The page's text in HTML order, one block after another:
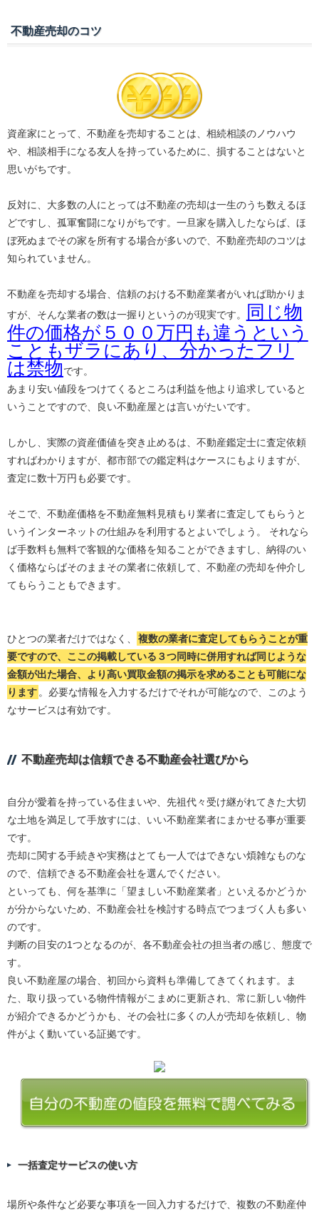
不動産売却のコツ
資産家にとって、不動産を売却することは、相続相談のノウハウ
や、相談相手になる友人を持っているために、損することはないと
思いがちです。
反対に、大多数の人にとっては不動産の売却は一生のうち数えるほ
どですし、孤軍奮闘になりがちです。一旦家を購入したならば、ほ
ぼ死ぬまでその家を所有する場合が多いので、不動産売却のコツは
知られていません。
不動産を売却する場合、信頼のおける不動産業者がいれば助かりま
すが、そんな業者の数は一握りというのが現実です。
同じ物
件の価格が５００万円も違うという
こともザラにあり、分かったフリ
は禁物です。
あまり安い値段をつけてくるところは利益を他より追求していると
いうことですので、良い不動産屋とは言いがたいです。
しかし、実際の資産価値を突き止めるは、不動産鑑定士に査定依頼
すればわかりますが、都市部での鑑定料はケースにもよりますが、
査定に数十万円も必要です。
そこで、不動産価格を不動産無料見積もり業者に査定してもらうと
いうインターネットの仕組みを利用するとよいでしょう。 それなら
ば手数料も無料で客観的な価格を知ることができますし、納得のい
く価格ならばそのままその業者に依頼して、不動産の売却を仲介し
てもらうこともできます。
ひとつの業者だけではなく、
複数の業者に査定してもらうことが重
要ですので、ここの掲載している３つ同時に併用すれば同じような
金額が出た場合、より高い買取金額の掲示を求めることも可能にな
ります 。必要な情報を入力するだけでそれが可能なので、このよう
なサービスは有効です。
不動産売却は信頼できる不動産会社選びから
自分が愛着を持っている住まいや、先祖代々受け継がれてきた大切
な土地を満足して手放すには、いい不動産業者にまかせる事が重要
です。
売却に関する手続きや実務はとても一人ではできない煩雑なものな
ので、信頼できる不動産会社を選んでください。
といっても、何を基準に「望ましい不動産業者」といえるかどうか
が分からないため、不動産会社を検討する時点でつまづく人も多い
のです。
判断の目安の1つとなるのが、各不動産会社の担当者の感じ、態度で
す。
良い不動産屋の場合、初回から資料も準備してきてくれます。ま
た、取り扱っている物件情報がこまめに更新され、常に新しい物件
が紹介できるかどうかも、その会社に多くの人が売却を依頼し、物
件がよく動いている証拠です。
一括査定サービスの使い方
場所や条件など必要な事項を一回入力するだけで、複数の不動産仲